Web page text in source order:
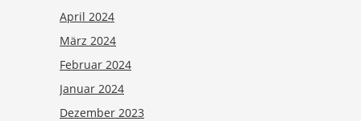
April 2024
März 2024
Februar 2024
Januar 2024
Dezember 2023